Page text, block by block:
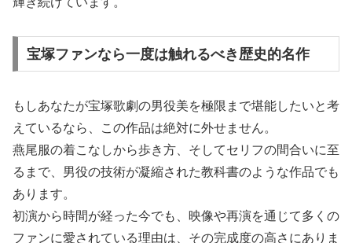
宝塚ファンなら一度は触れるべき歴史的名作
もしあなたが宝塚歌劇の男役美を極限まで堪能したいと考
えているなら、この作品は絶対に外せません。
燕尾服の着こなしから歩き方、そしてセリフの間合いに至
るまで、男役の技術が凝縮された教科書のような作品でも
あります。
初演から時間が経った今でも、映像や再演を通じて多くの
ファンに愛されている理由は、その完成度の高さにありま